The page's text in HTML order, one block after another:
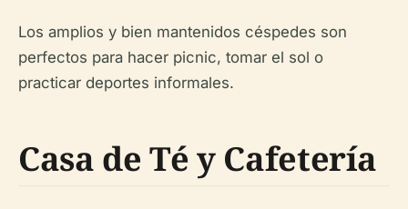
Los amplios y bien mantenidos céspedes son
perfectos para hacer picnic, tomar el sol o
practicar deportes informales.
Casa de Té y Cafetería